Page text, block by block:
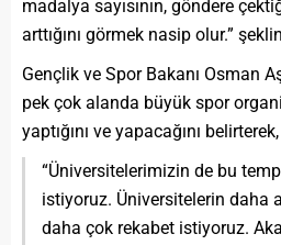
madalya sayısının, göndere
arttığını görmek nasip olur.”
Gençlik ve Spor Bakanı Osman
pek çok alanda büyük spor
yaptığını ve yapacağını belirterek,
“Üniversitelerimizin de bu
istiyoruz. Üniversitelerin daha
daha çok rekabet istiyoruz.